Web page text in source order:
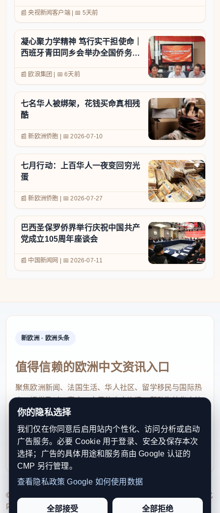
📰 央视新闻客户端| 📅 5天前
凝心聚力学精神 笃行实干担使命｜
西班牙青田同乡会举办全国侨务工
📰 欧浪集团 | 📅6天前
七名华人被绑架，花钱买命真相残
酷
📰 新欧洲侨胞 | 📅2026-07-10
七月行动：上百华人一夜变回穷光
蛋
📰 新欧洲侨胞 | 📅2026-07-27
巴西圣保罗侨界举行庆祝中国共产
党成立105周年座谈会
📰 中国新闻网 | 📅2026-07-11
新欧洲 · 欧洲头条
值得信赖的欧洲中文资讯入口
聚焦欧洲新闻、法国生活、华人社区、留学移民与国际热
点，提供及时、真实、实用的中文资讯，帮助海外华人快
速了解欧洲动态。
contact@xinouzhou.com
服务支持、版权与合作：工作日优先处理站务、投稿与权
利通知
© 2026 新欧洲·欧洲头条. All Rights Reserved. 本网站持续优化
内容透明度、联系方式与用户权利说明，以提升品牌信任感和
你的隐私选择
我们仅在你同意后启用站内个性化、访问分析或启动
广告服务。必要 Cookie 用于登录、安全及保存本次
选择；广告的具体用途和服务商由 Google 认证的
CMP 另行管理。
查看隐私政策 Google 如何使用数据
全部接受 全部拒绝